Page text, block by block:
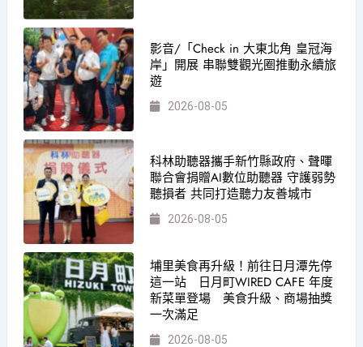
影音/「Check in 大東北角 皇冠海
岸」開展 串聯雙觀光圈推動永續旅
遊
2026-08-05
科林助聽器攜手新竹縣政府、聲暉
聯合會捐贈AI數位助聽器 守護弱勢
聽損者 共同打造聽力友善城市
2026-08-05
埔里美食再升級！前往日月潭先停
這一站 日月町WIRED CAFE 年度
新菜單登場 美食升級、商場抽獎
一次滿足
2026-08-05